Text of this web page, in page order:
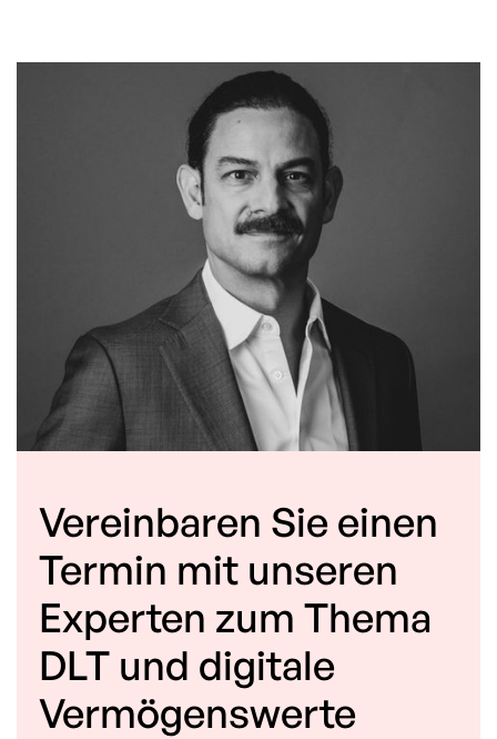
Vereinbaren Sie einen
Termin mit unseren
Experten zum Thema
DLT und digitale
Vermögenswerte